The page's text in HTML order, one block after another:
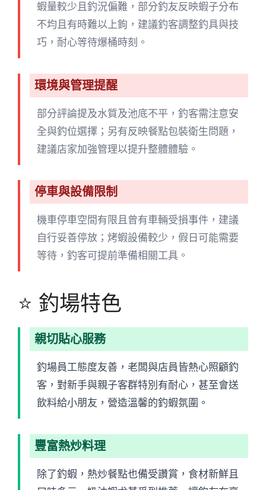
蝦量較少且釣況偏難，部分釣友反映蝦子分布
不均且有時難以上鉤，建議釣客調整釣具與技
巧，耐心等待爆桶時刻。
環境與管理提醒
部分評論提及水質及池底不平，釣客需注意安
全與釣位選擇；另有反映餐點包裝衛生問題，
建議店家加強管理以提升整體體驗。
停車與設備限制
機車停車空間有限且曾有車輛受損事件，建議
自行妥善停放；烤蝦設備較少，假日可能需要
等待，釣客可提前準備相關工具。
⭐ 釣場特色
親切貼心服務
釣場員工態度友善，老闆與店員皆熱心照顧釣
客，對新手與親子客群特別有耐心，甚至會送
飲料給小朋友，營造溫馨的釣蝦氛圍。
豐富熱炒料理
除了釣蝦，熱炒餐點也備受讚賞，食材新鮮且